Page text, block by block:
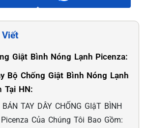
Giật Bình Nóng Lạnh Picenza:
Bộ Chống Giật Bình Nóng Lạnh
Tại HN:
TAY DÂY CHỐNG GIậT BÌNH
Của Chúng Tôi Bao Gồm: